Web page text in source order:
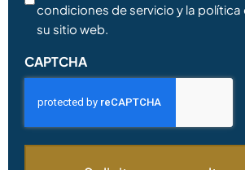
condiciones de servicio y la política
su sitio web.
CAPTCHA